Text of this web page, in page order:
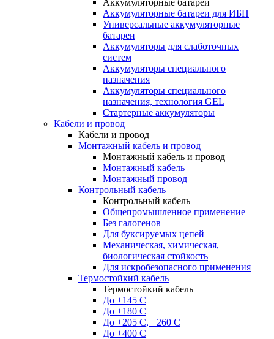
Аккумуляторные батареи
Аккумуляторные батареи для ИБП
Универсальные аккумуляторные
батареи
Аккумуляторы для слаботочных
систем
Аккумуляторы специального
назначения
Аккумуляторы специального
назначения, технология GEL
Стартерные аккумуляторы
Кабели и провод
Кабели и провод
Монтажный кабель и провод
Монтажный кабель и провод
Монтажный кабель
Монтажный провод
Контрольный кабель
Контрольный кабель
Общепромышленное применение
Без галогенов
Для буксируемых цепей
Механическая, химическая,
биологическая стойкость
Для искробезопасного применения
Термостойкий кабель
Термостойкий кабель
До +145 С
До +180 C
До +205 С, +260 С
До +400 C